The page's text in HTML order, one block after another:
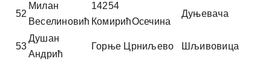
52
Милан
Веселиновић
14254
КомирићОсечина
Дуњевача
53
Душан
Андрић
Горње Црниљево Шљивовица